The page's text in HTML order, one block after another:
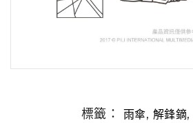
標籤： 雨傘, 解鋒鏑,